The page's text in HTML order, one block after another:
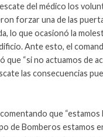
del médico los
forzar una de las
lo que ocasionó la
Ante esto, el
que “si no actuamos de
las consecuencias
que “estamos
de Bomberos estamos